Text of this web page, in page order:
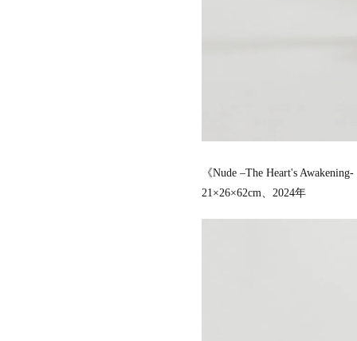
《Nude –The Heart's
21×26×62cm、2024年